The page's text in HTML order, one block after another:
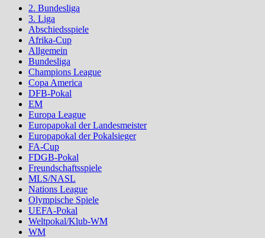
2. Bundesliga
3. Liga
Abschiedsspiele
Afrika-Cup
Allgemein
Bundesliga
Champions League
Copa America
DFB-Pokal
EM
Europa League
Europapokal der Landesmeister
Europapokal der Pokalsieger
FA-Cup
FDGB-Pokal
Freundschaftsspiele
MLS/NASL
Nations League
Olympische Spiele
UEFA-Pokal
Weltpokal/Klub-WM
WM